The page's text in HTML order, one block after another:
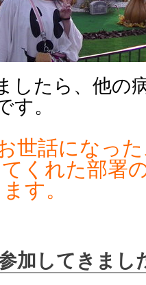
したら、他の
す。
世話になっ
くれた部署
す。
加してきまし